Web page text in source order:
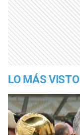
LO MÁS VISTO